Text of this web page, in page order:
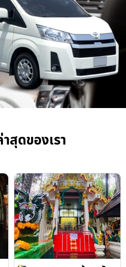
สุดของเรา